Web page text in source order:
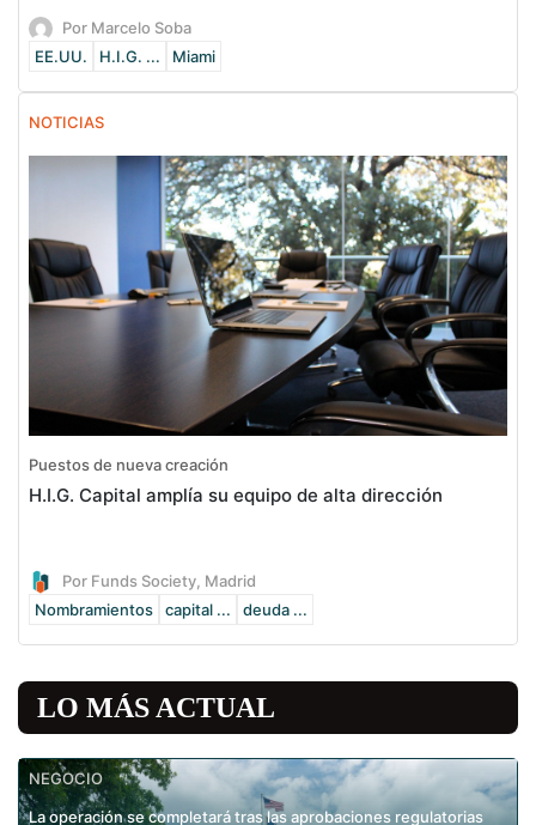
Por Marcelo Soba
EE.UU.
H.I.G. ... Miami
NOTICIAS
Puestos de nueva creación
H.I.G. Capital amplía su equipo de alta dirección
Por Funds Society, Madrid
Nombramientos
capital ... deuda ...
LO MÁS ACTUAL
NEGOCIO
La operación se completará tras las aprobaciones regulatorias